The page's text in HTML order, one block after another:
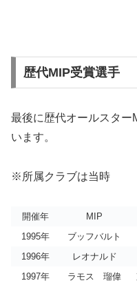
歴代MIP受賞選手
最後に歴代オールスター
います。
※所属クラブは当時
開催年 MIP
1995年
ブッフバルト
1996年
レオナルド
1997年
ラモス 瑠偉